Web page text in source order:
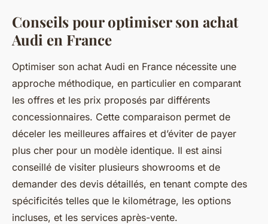
Conseils pour optimiser son achat
Audi en France
Optimiser son achat Audi en France nécessite une
approche méthodique, en particulier en comparant
les offres et les prix proposés par différents
concessionnaires. Cette comparaison permet de
déceler les meilleures affaires et d’éviter de payer
plus cher pour un modèle identique. Il est ainsi
conseillé de visiter plusieurs showrooms et de
demander des devis détaillés, en tenant compte des
spécificités telles que le kilométrage, les options
incluses, et les services après-vente.